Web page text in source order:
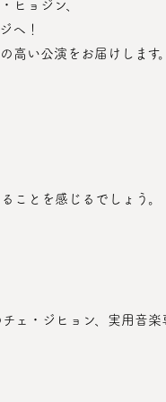
ヒョジン、
ヘ！
い公演をお届けします。
ことを感じるでしょう。